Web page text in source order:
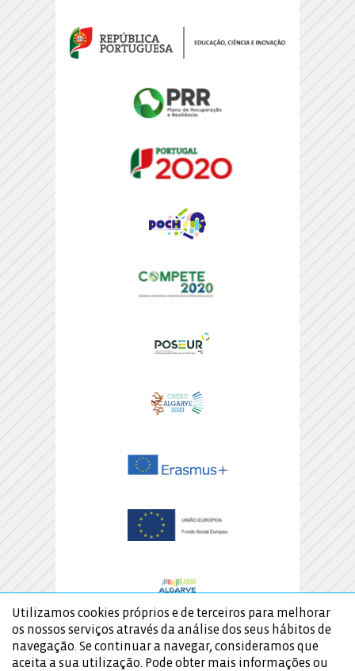
Utilizamos cookies próprios e de terceiros para melhorar
os nossos serviços através da análise dos seus hábitos de
navegação. Se continuar a navegar, consideramos que
aceita a sua utilização. Pode obter mais informações ou